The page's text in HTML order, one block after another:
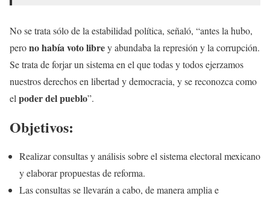
No se trata sólo de la estabilidad política, señaló, “antes la hubo,
perono había voto librey abundaba la represión y la corrupción.
Se trata de forjar un sistema en el que todas y todos ejerzamos
nuestros derechos en libertad y democracia, y se reconozca como
el poder del pueblo”.
Objetivos:
Realizar consultas y análisis sobre el sistema electoral mexicano
y elaborar propuestas de reforma.
Las consultas se llevarán a cabo, de manera amplia e